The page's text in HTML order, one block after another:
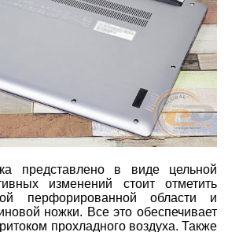
представлено в виде цельной
изменений стоит отметить
перфорированной области и
ножки. Все это обеспечивает
прохладного воздуха. Также